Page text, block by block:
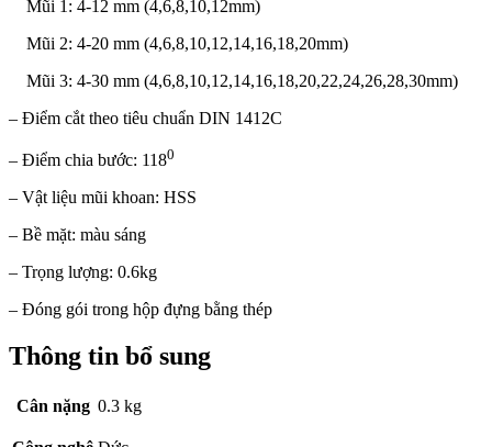
Mũi 1: 4-12 mm (4,6,8,10,12mm)
Mũi 2: 4-20 mm (4,6,8,10,12,14,16,18,20mm)
Mũi 3: 4-30 mm (4,6,8,10,12,14,16,18,20,22,24,26,28,30mm)
– Điểm cắt theo tiêu chuẩn DIN 1412C
– Điểm chia bước: 1180
– Vật liệu mũi khoan: HSS
– Bề mặt: màu sáng
– Trọng lượng: 0.6kg
– Đóng gói trong hộp đựng bằng thép
Thông tin bổ sung
Cân nặng 0.3 kg